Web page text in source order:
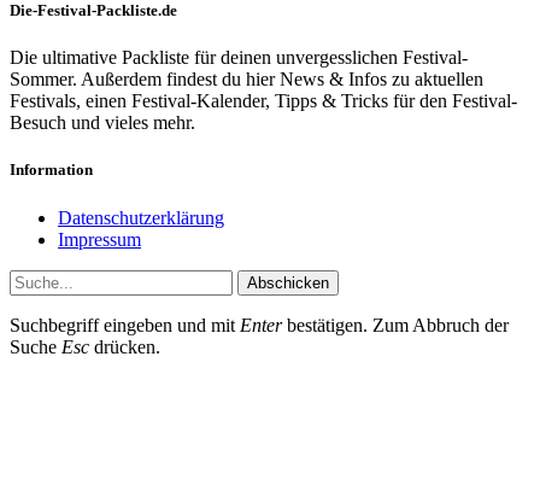
Die-Festival-Packliste.de
Die ultimative Packliste für deinen unvergesslichen Festival-
Sommer. Außerdem findest du hier News & Infos zu aktuellen
Festivals, einen Festival-Kalender, Tipps & Tricks für den Festival-
Besuch und vieles mehr.
Information
Datenschutzerklärung
Impressum
Abschicken
Suchbegriff eingeben und mit Enterbestätigen. Zum Abbruch der
Suche Esc drücken.